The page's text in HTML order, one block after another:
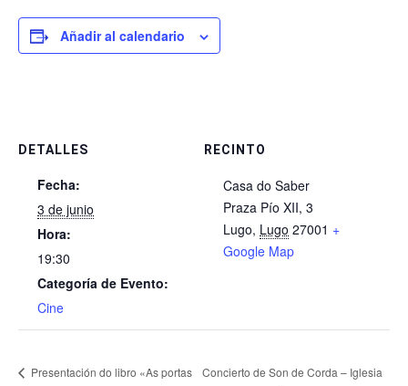
Añadir al calendario
DETALLES
Fecha:
3 de junio
Hora:
19:30
Categoría de Evento:
Cine
RECINTO
Casa do Saber
Praza Pío XII, 3
Lugo, Lugo 27001 +
Google Map
Presentación do libro «As portas
Concierto de Son de Corda – Iglesia